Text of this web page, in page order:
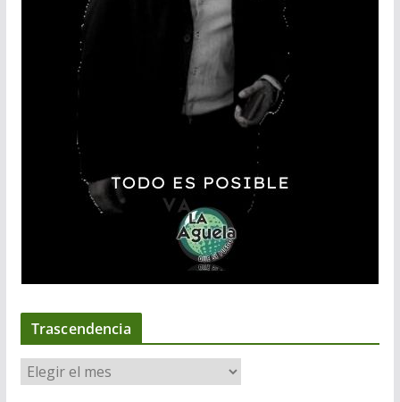
Trascendencia
r